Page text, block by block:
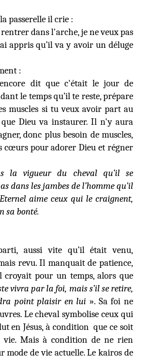
passerelle il crie :
dans l'arche, je ne veux pas
appris qu’il va y avoir un déluge
:
dit que c'était le jour de
le temps qu’il te reste, prépare
muscles si tu veux avoir part au
Dieu va instaurer. Il n'y aura
donc plus besoin de muscles,
cœurs pour adorer Dieu et régner
la vigueur du cheval qu’il se
dans les jambes de l’homme qu’il
aime ceux qui le craignent,
sa bonté.
aussi vite qu’il était venu,
revu. Il manquait de patience,
croyait pour un temps, alors que
vivra par la foi, mais s’il se retire,
point plaisir en lui ». Sa foi ne
Le cheval symbolise ceux qui
en Jésus, à condition que ce soit
Mais à condition de ne rien
mode de vie actuelle. Le kairos de